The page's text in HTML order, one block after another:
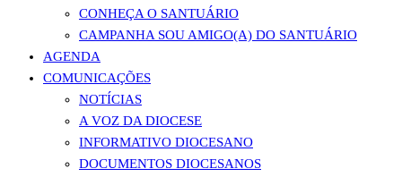
CONHEÇA O SANTUÁRIO
CAMPANHA SOU AMIGO(A) DO SANTUÁRIO
AGENDA
COMUNICAÇÕES
NOTÍCIAS
A VOZ DA DIOCESE
INFORMATIVO DIOCESANO
DOCUMENTOS DIOCESANOS